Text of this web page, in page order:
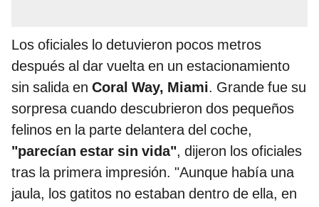
Los oficiales lo detuvieron pocos metros
después al dar vuelta en un estacionamiento
sin salida en Coral Way, Miami. Grande fue su
sorpresa cuando descubrieron dos pequeños
felinos en la parte delantera del coche,
"parecían estar sin vida", dijeron los oficiales
tras la primera impresión. "Aunque había una
jaula, los gatitos no estaban dentro de ella, en